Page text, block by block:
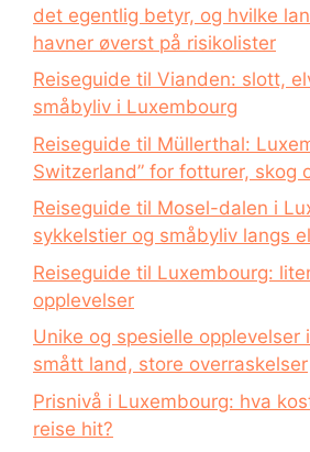
det egentlig betyr, og hvilke
havner øverst på risikolister
Reiseguide til Vianden: slott,
småbyliv i Luxembourg
Reiseguide til Müllerthal:
Switzerland” for fotturer, skog
Reiseguide til Mosel-dalen i
sykkelstier og småbyliv langs
Reiseguide til Luxembourg:
opplevelser
Unike og spesielle opplevelser
smått land, store overraskelser
Prisnivå i Luxembourg: hva
reise hit?